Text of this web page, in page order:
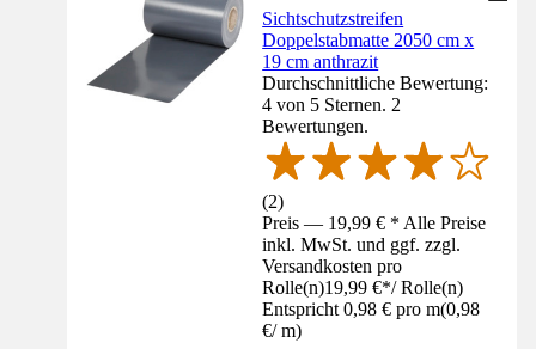
Sichtschutzstreifen
Doppelstabmatte 2050 cm x
19 cm anthrazit
Durchschnittliche Bewertung:
4 von 5 Sternen. 2
Bewertungen.
(2)
Preis — 19,99 € * Alle Preise
inkl. MwSt. und ggf. zzgl.
Versandkosten pro
Rolle(n)19,99 €*/ Rolle(n)
Entspricht 0,98 € pro m(0,98
€/ m)